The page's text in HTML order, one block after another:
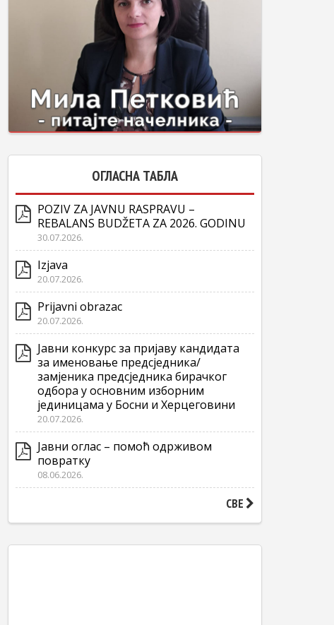
ОГЛАСНА ТАБЛА
POZIV ZA JAVNU RASPRAVU –
REBALANS BUDŽETA ZA 2026. GODINU
30.07.2026.
Izjava
20.07.2026.
Prijavni obrazac
20.07.2026.
Јавни конкурс за пријаву кандидата
за именовање предсједника/
замјеника предсједника бирачког
одбора у основним изборним
јединицама у Босни и Херцеговини
20.07.2026.
Јавни оглас – помоћ одрживом
повратку
08.06.2026.
СВЕ